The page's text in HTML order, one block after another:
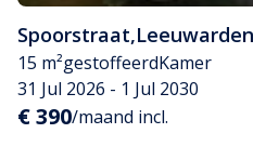
Spoorstraat,Leeuwarden
15 m²gestoffeerdKamer
31 Jul 2026 - 1 Jul 2030
€ 390/maand incl.